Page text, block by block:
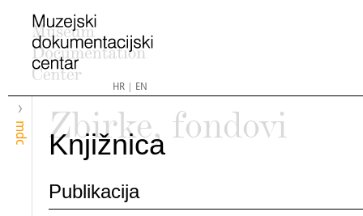
HR| EN
mdc
Zbirke, fondovi
Knjižnica
Publikacija